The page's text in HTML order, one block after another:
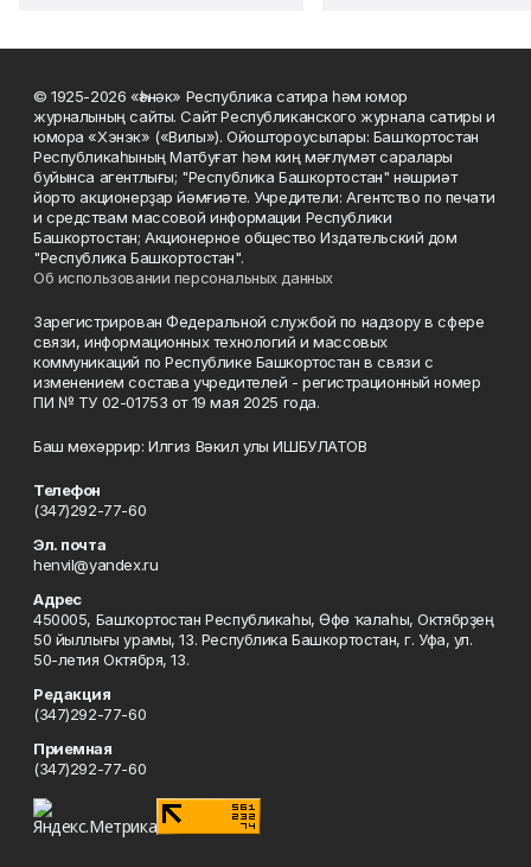
© 1925-2026 «Һәнәк» Республика сатира һәм юмор
журналының сайты. Сайт Республиканского журнала сатиры и
юмора «Хэнэк» («Вилы»). Ойоштороусылары: Башҡортостан
Республикаһының Матбуғат һәм киң мәғлүмәт саралары
буйынса агентлығы; "Республика Башкортостан" нәшриәт
йорто акционерҙар йәмғиәте. Учредители: Агентство по печати
и средствам массовой информации Республики
Башкортостан; Акционерное общество Издательский дом
"Республика Башкортостан".
Об использовании персональных данных
Зарегистрирован Федеральной службой по надзору в сфере
связи, информационных технологий и массовых
коммуникаций по Республике Башкортостан в связи с
изменением состава учредителей - регистрационный номер
ПИ № ТУ 02-01753 от 19 мая 2025 года.
Баш мөхәррир: Илгиз Вәкил улы ИШБУЛАТОВ
Телефон
(347)292-77-60
Эл. почта
henvil@yandex.ru
Адрес
450005, Башҡортостан Республикаһы, Өфө ҡалаһы, Октябрҙең
50 йыллығы урамы, 13. Республика Башкортостан, г. Уфа, ул.
50-летия Октября, 13.
Редакция
(347)292-77-60
Приемная
(347)292-77-60